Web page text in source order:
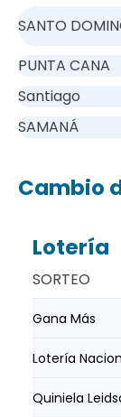
SANTO
PUNTA CANA
Santiago
SAMANÁ
Cambio
Lotería
SORTEO
Gana Más
Lotería
Quiniela